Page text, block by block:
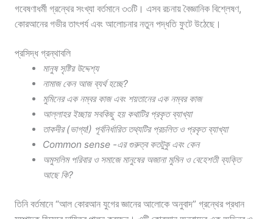
গবেষণাধর্মী গ্রন্থের সংখ্যা বর্তমানে ৩৩টি। এসব রচনায় বৈজ্ঞানিক বিশ্লেষণ,
কোরআনের গভীর তাৎপর্য এবং আলোচনার নতুন পদ্ধতি ফুটে উঠেছে।
প্রসিদ্ধ গ্রন্থাবলি
মানুষ সৃষ্টির উদ্দেশ্য
নামাজ কেন আজ ব্যর্থ হচ্ছে?
মুমিনের এক নম্বর কাজ এবং শয়তানের এক নম্বর কাজ
আল্লাহর ইচ্ছায় সবকিছু হয় কথাটির প্রকৃত ব্যাখ্যা
তাকদীর (ভাগ্য!) পূর্বনির্ধারিত তথ্যটির প্রচলিত ও প্রকৃত ব্যাখ্যা
Common sense -এর গুরুত্ব কতটুকু এবং কেন
অমুসলিম পরিবার ও সমাজে মানুষের অজানা মুমিন ও বেহেশতী ব্যক্তি
আছে কি?
তিনি বর্তমানে “আল কোরআন যুগের জ্ঞানের আলোকে অনুবাদ” গ্রন্থের প্রধান